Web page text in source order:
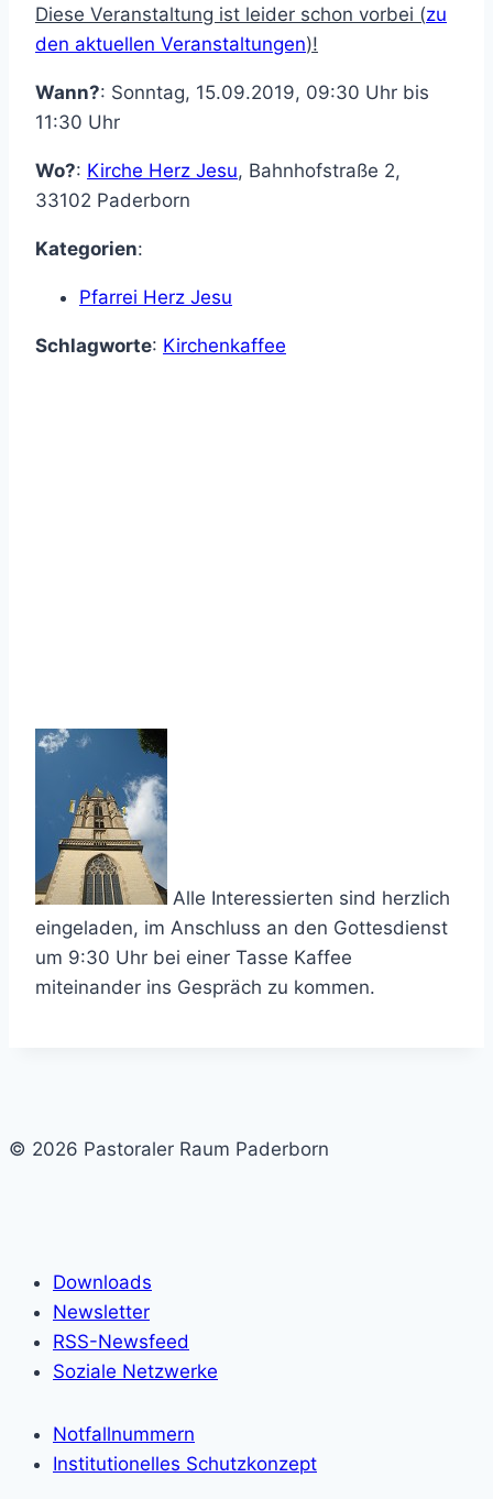
Diese Veranstaltung ist leider schon vorbei (zu
den aktuellen Veranstaltungen)!
Wann?: Sonntag, 15.09.2019, 09:30 Uhr bis
11:30 Uhr
Wo?: Kirche Herz Jesu, Bahnhofstraße 2,
33102 Paderborn
Kategorien:
Pfarrei Herz Jesu
Schlagworte: Kirchenkaffee
Alle Interessierten sind herzlich
eingeladen, im Anschluss an den Gottesdienst
um 9:30 Uhr bei einer Tasse Kaffee
miteinander ins Gespräch zu kommen.
© 2026 Pastoraler Raum Paderborn
Downloads
Newsletter
RSS-Newsfeed
Soziale Netzwerke
Notfallnummern
Institutionelles Schutzkonzept